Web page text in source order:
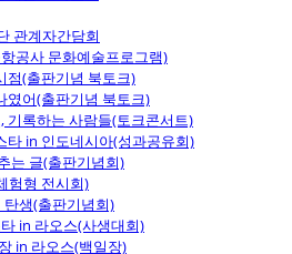
관계자간담회
공사 문화예술프로그램)
점(출판기념 북토크)
였어(출판기념 북토크)
기록하는 사람들(토크콘서트)
타 in 인도네시아(성과공유회)
는 글(출판기념회)
험형 전시회)
생(출판기념회)
in 라오스(사생대회)
in 라오스(백일장)